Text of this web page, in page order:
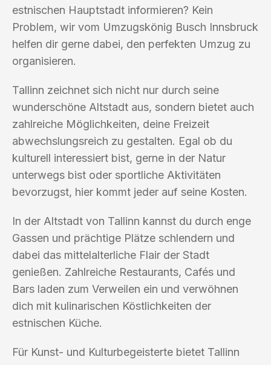
estnischen Hauptstadt informieren? Kein
Problem, wir vom Umzugskönig Busch Innsbruck
helfen dir gerne dabei, den perfekten Umzug zu
organisieren.
Tallinn zeichnet sich nicht nur durch seine
wunderschöne Altstadt aus, sondern bietet auch
zahlreiche Möglichkeiten, deine Freizeit
abwechslungsreich zu gestalten. Egal ob du
kulturell interessiert bist, gerne in der Natur
unterwegs bist oder sportliche Aktivitäten
bevorzugst, hier kommt jeder auf seine Kosten.
In der Altstadt von Tallinn kannst du durch enge
Gassen und prächtige Plätze schlendern und
dabei das mittelalterliche Flair der Stadt
genießen. Zahlreiche Restaurants, Cafés und
Bars laden zum Verweilen ein und verwöhnen
dich mit kulinarischen Köstlichkeiten der
estnischen Küche.
Für Kunst- und Kulturbegeisterte bietet Tallinn